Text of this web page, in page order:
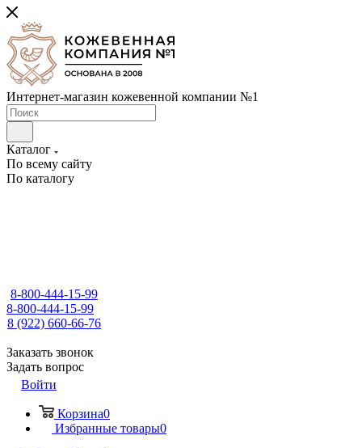
Интернет-магазин кожевенной компании №1
Каталог
По всему сайту
По каталогу
8-800-444-15-99
8-800-444-15-99
8 (922) 660-66-76
Заказать звонок
Задать вопрос
Войти
Корзина0
Избранные товары0